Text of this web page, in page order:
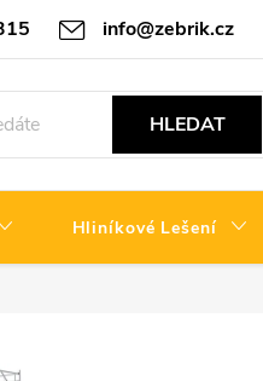
info@zebrik.cz
HLEDAT
Hliníkové Lešení